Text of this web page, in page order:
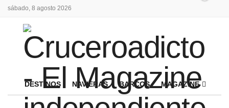
sábado, 8 agosto 2026
DESTINOS NAVIERAS BARCOS MAGAZINE